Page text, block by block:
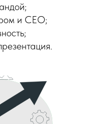
и СЕО;